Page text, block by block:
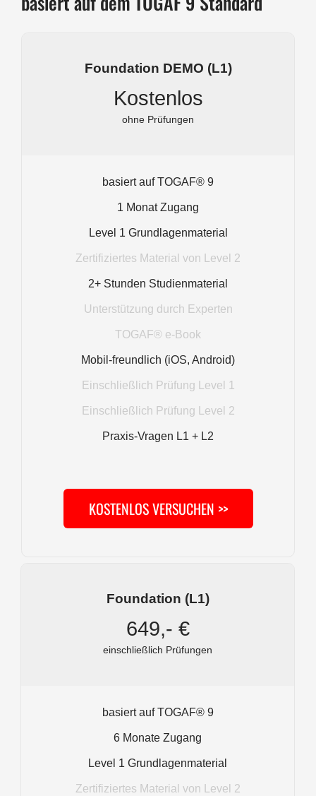
Foundation DEMO (L1)
Kostenlos
ohne Prüfungen
basiert auf TOGAF® 9
1 Monat Zugang
Level 1 Grundlagenmaterial
Zertifiziertes Material von Level 2
2+ Stunden Studienmaterial
Unterstützung durch Experten
TOGAF® e-Book
Mobil-freundlich (iOS, Android)
Einschließlich Prüfung Level 1
Einschließlich Prüfung Level 2
Praxis-Vragen L1 + L2
KOSTENLOS VERSUCHEN >>
Foundation (L1)
649,- €
einschließlich Prüfungen
basiert auf TOGAF® 9
6 Monate Zugang
Level 1 Grundlagenmaterial
Zertifiziertes Material von Level 2